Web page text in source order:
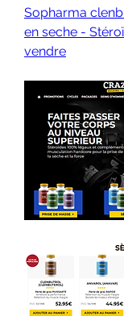
Sopharma
en seche -
vendre